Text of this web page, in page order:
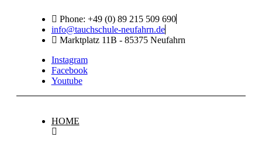
Phone: +49 (0) 89 215 509 690
info@tauchschule-neufahrn.de
Marktplatz 11B - 85375 Neufahrn
Instagram
Facebook
Youtube
HOME